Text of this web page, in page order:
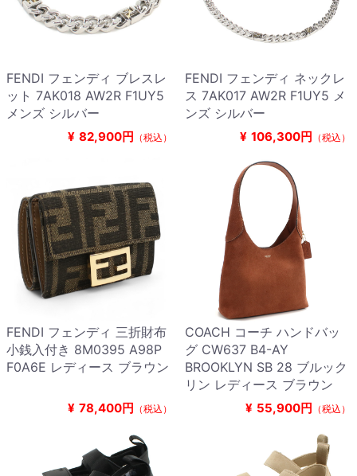
FENDI フェンディ ブレスレ
ット 7AK018 AW2R F1UY5
メンズ シルバー
¥ 82,900円 （税込）
FENDI フェンディ ネックレ
ス 7AK017 AW2R F1UY5 メ
ンズ シルバー
¥ 106,300円 （税込）
FENDI フェンディ 三折財布
小銭入付き 8M0395 A98P
F0A6E レディース ブラウン
¥ 78,400円 （税込）
COACH コーチ ハンドバッ
グ CW637 B4-AY
BROOKLYN SB 28 ブルック
リン レディース ブラウン
¥ 55,900円 （税込）